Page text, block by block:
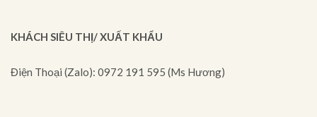
KHÁCH SIÊU THỊ/ XUẤT KHẨU
Điện Thoại (Zalo): 0972 191 595 (Ms Hương)